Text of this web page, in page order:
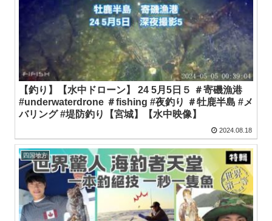
【釣り】【水中ドローン】 24 5月5日５ ＃寄磯漁港
#underwaterdrone ＃fishing #夜釣り ＃牡鹿半島 #メ
バリング #堤防釣り【宮城】【水中映像】
2024.08.18
四国地方